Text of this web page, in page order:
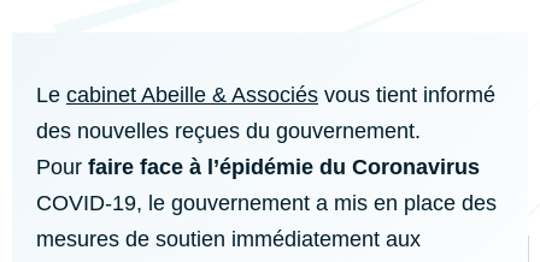
Le cabinet Abeille & Associés vous tient informé
des nouvelles reçues du gouvernement.
Pour faire face à l’épidémie du Coronavirus
COVID-19, le gouvernement a mis en place des
mesures de soutien immédiatement aux